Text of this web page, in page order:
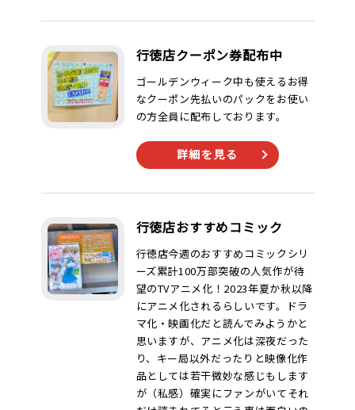
行徳店クーポン券配布中
ゴールデンウィーク中も使えるお得
なクーポン先払いのパックをお使い
の方全員に配布しております。
詳細を見る
行徳店おすすめコミック
行徳店今週のおすすめコミックシリ
ーズ累計100万部突破の人気作が待
望のTVアニメ化！2023年夏か秋以降
にアニメ化されるらしいです。ドラ
マ化・映画化だと読んでみようかと
思いますが、アニメ化は深夜だった
り、キー局以外だったりと映像化作
品としては若干微妙な感じもします
が（私感）確実にファンがいてそれ